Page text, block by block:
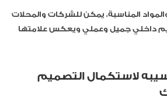
والمواد المناسبة، يمكن للشركات والمحلات
داخلي جميل وعملي ويعكس علامتها
لاستكمال التصميم